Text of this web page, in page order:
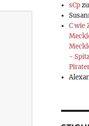
sCp
C wie
-